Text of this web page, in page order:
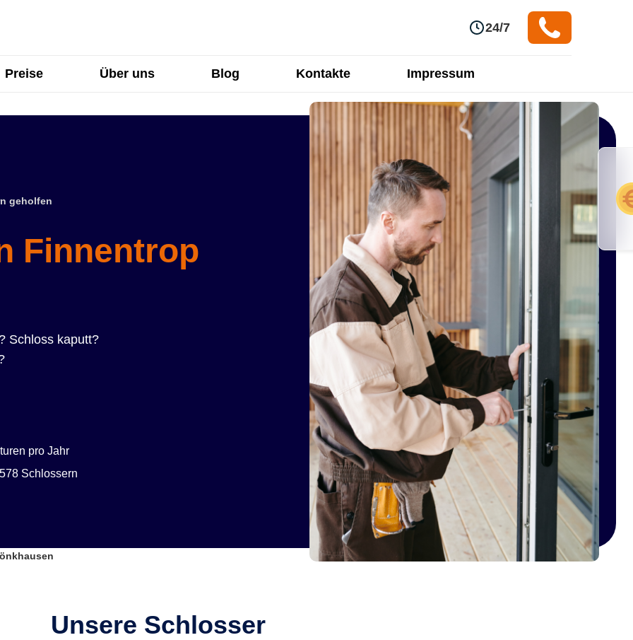
24/7
Preise Über uns Blog Kontakte Impressum
geholfen
Finnentrop
Schloss kaputt?
pro Jahr
Schlossern
Unsere Schlosser